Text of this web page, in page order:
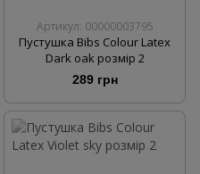
Артикул: 00000003795
Пустушка Bibs Colour Latex
Dark oak розмір 2
289 грн